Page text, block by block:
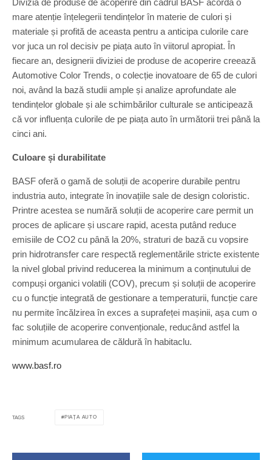
Divizia de produse de acoperire din cadrul BASF acordă o
mare atenție înțelegerii tendințelor în materie de culori și
materiale și profită de aceasta pentru a anticipa culorile care
vor juca un rol decisiv pe piața auto în viitorul apropiat. În
fiecare an, designerii diviziei de produse de acoperire creează
Automotive Color Trends, o colecție inovatoare de 65 de culori
noi, având la bază studii ample și analize aprofundate ale
tendințelor globale și ale schimbărilor culturale se anticipează
că vor influența culorile de pe piața auto în următorii trei până la
cinci ani.
Culoare și durabilitate
BASF oferă o gamă de soluții de acoperire durabile pentru
industria auto, integrate în inovațiile sale de design coloristic.
Printre acestea se numără soluții de acoperire care permit un
proces de aplicare și uscare rapid, acesta putând reduce
emisiile de CO2 cu până la 20%, straturi de bază cu vopsire
prin hidrotransfer care respectă reglementările stricte existente
la nivel global privind reducerea la minimum a conținutului de
compuși organici volatili (COV), precum și soluții de acoperire
cu o funcție integrată de gestionare a temperaturii, funcție care
nu permite încălzirea în exces a suprafeței mașinii, așa cum o
fac soluțiile de acoperire convenționale, reducând astfel la
minimum acumularea de căldură în habitaclu.
www.basf.ro
TAGS PIAȚA AUTO